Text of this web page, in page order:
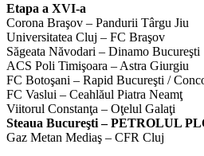
Etapa a XVI-a
Corona Braşov – Pandurii Târgu Jiu
Universitatea Cluj – FC Braşov
Săgeata Năvodari – Dinamo Bucureşti
ACS Poli Timişoara – Astra Giurgiu
FC Botoşani – Rapid Bucureşti /
FC Vaslui – Ceahlăul Piatra Neamţ
Viitorul Constanţa – Oţelul Galaţi
Steaua Bucureşti – PETROLUL
Gaz Metan Mediaş – CFR Cluj